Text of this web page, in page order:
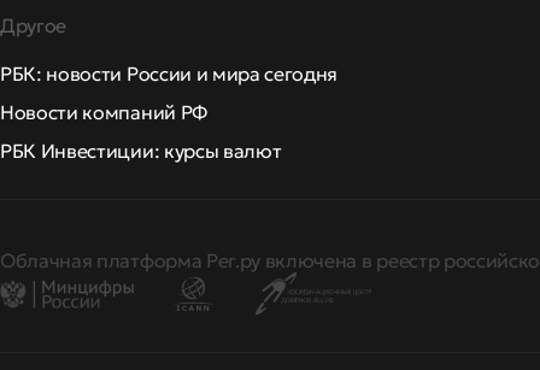
Другое
РБК: новости России и мира сегодня
Новости компаний РФ
РБК Инвестиции: курсы валют
Облачная платформа Рег.ру включена в реестр